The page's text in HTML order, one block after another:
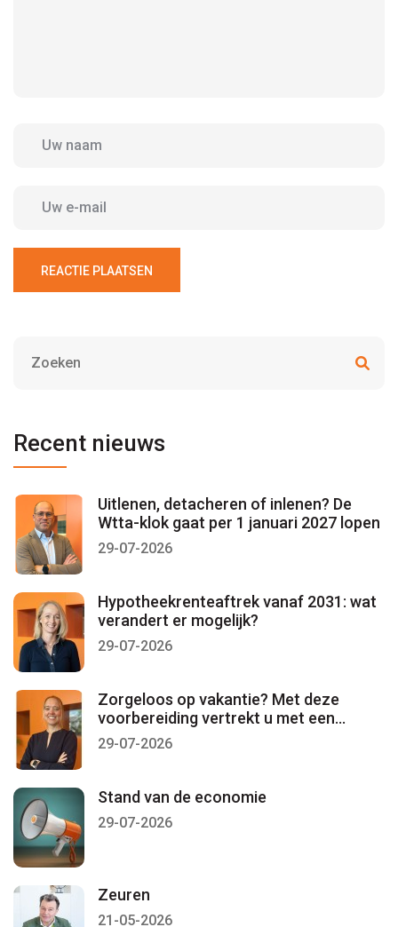
REACTIE PLAATSEN
Recent nieuws
Uitlenen, detacheren of inlenen? De
Wtta-klok gaat per 1 januari 2027 lopen
29-07-2026
Hypotheekrenteaftrek vanaf 2031: wat
verandert er mogelijk?
29-07-2026
Zorgeloos op vakantie? Met deze
voorbereiding vertrekt u met een
gerust gevoel
29-07-2026
Stand van de economie
29-07-2026
Zeuren
21-05-2026